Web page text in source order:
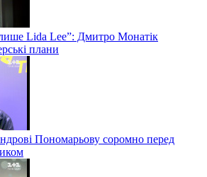
Lida Lee”: Дмитро Монатік
плани
Пономарьову соромно перед